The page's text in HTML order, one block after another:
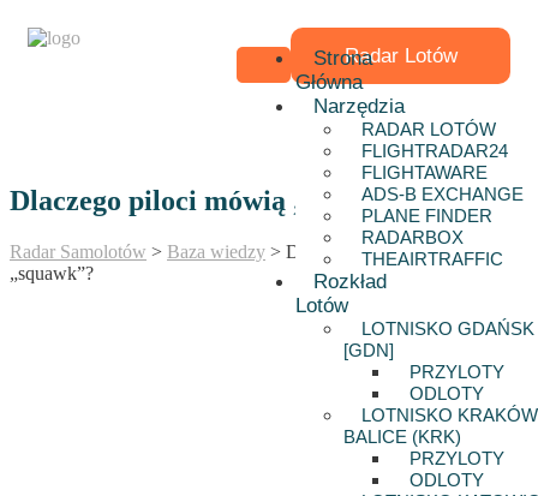
Strona
Główna
Narzędzia
RADAR LOTÓW
FLIGHTRADAR24
FLIGHTAWARE
ADS-B EXCHANGE
PLANE FINDER
RADARBOX
THEAIRTRAFFIC
Rozkład
Lotów
LOTNISKO GDAŃSK
[GDN]
PRZYLOTY
ODLOTY
LOTNISKO
BALICE (KRK)
PRZYLOTY
ODLOTY
Radar Lotów
Dlaczego piloci mówią „squawk”?
Radar Samolotów > Baza wiedzy > Dlaczego piloci mówią
„squawk”?